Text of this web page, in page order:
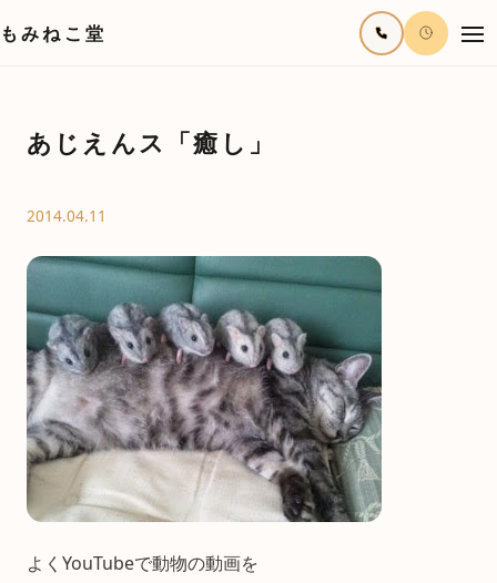
もみねこ堂
あじえんス「癒し」
2014.04.11
よくYouTubeで動物の動画を